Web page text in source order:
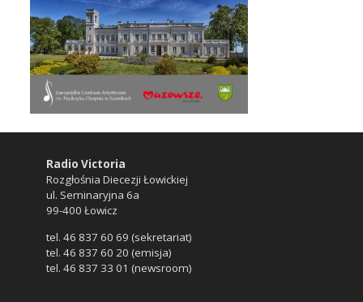
Radio Victoria
Rozgłośnia Diecezji Łowickiej
ul. Seminaryjna 6a
99-400 Łowicz
tel. 46 837 60 69 (sekretariat)
tel. 46 837 60 20 (emisja)
tel. 46 837 33 01 (newsroom)